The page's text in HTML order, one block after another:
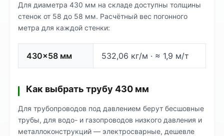
Для диаметра 430 мм на складе доступны толщины
стенок от 58 до 58 мм. Расчётный вес погонного
метра для каждой стенки:
430×58 мм 532,06 кг/м · ≈ 1,9 м/т
Как выбрать трубу 430 мм
Для трубопроводов под давлением берут бесшовные
трубы, для водо- и газопроводов низкого давления и
металлоконструкций — электросварные, дешевле